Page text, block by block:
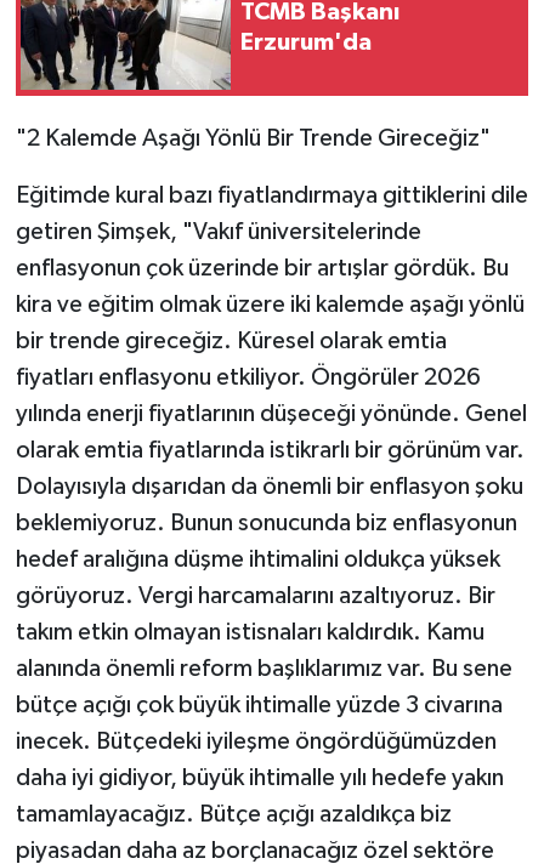
TCMB Başkanı
Erzurum'da
"2 Kalemde Aşağı Yönlü Bir Trende Gireceğiz"
Eğitimde kural bazı fiyatlandırmaya gittiklerini dile
getiren Şimşek, "Vakıf üniversitelerinde
enflasyonun çok üzerinde bir artışlar gördük. Bu
kira ve eğitim olmak üzere iki kalemde aşağı yönlü
bir trende gireceğiz. Küresel olarak emtia
fiyatları enflasyonu etkiliyor. Öngörüler 2026
yılında enerji fiyatlarının düşeceği yönünde. Genel
olarak emtia fiyatlarında istikrarlı bir görünüm var.
Dolayısıyla dışarıdan da önemli bir enflasyon şoku
beklemiyoruz. Bunun sonucunda biz enflasyonun
hedef aralığına düşme ihtimalini oldukça yüksek
görüyoruz. Vergi harcamalarını azaltıyoruz. Bir
takım etkin olmayan istisnaları kaldırdık. Kamu
alanında önemli reform başlıklarımız var. Bu sene
bütçe açığı çok büyük ihtimalle yüzde 3 civarına
inecek. Bütçedeki iyileşme öngördüğümüzden
daha iyi gidiyor, büyük ihtimalle yılı hedefe yakın
tamamlayacağız. Bütçe açığı azaldıkça biz
piyasadan daha az borçlanacağız özel sektöre